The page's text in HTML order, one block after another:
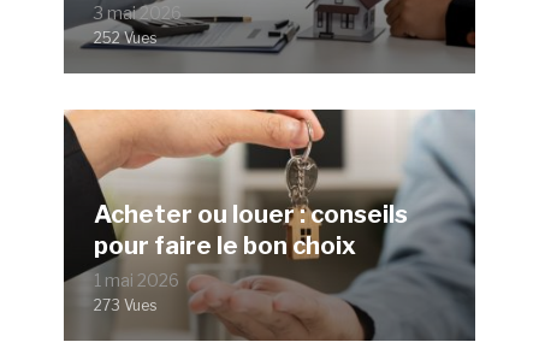
3 mai 2026
252 Vues
Acheter ou louer : conseils
pour faire le bon choix
1 mai 2026
273 Vues